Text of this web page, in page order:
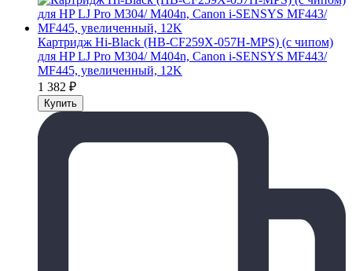
Картридж Hi-Black (HB-CF259X-057H-MPS) (с чипом)
для HP LJ Pro M304/ M404n, Canon i-SENSYS MF443/
MF445, увеличенный, 12K
1 382 ₽